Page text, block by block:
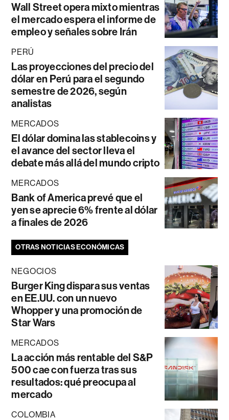
Wall Street opera mixto mientras
el mercado espera el informe de
empleo y señales sobre Irán
PERÚ
Las proyecciones del precio del
dólar en Perú para el segundo
semestre de 2026, según
analistas
MERCADOS
El dólar domina las stablecoins y
el avance del sector lleva el
debate más allá del mundo cripto
MERCADOS
Bank of America prevé que el
yen se aprecie 6% frente al dólar
a finales de 2026
OTRAS NOTICIAS ECONÓMICAS
NEGOCIOS
Burger King dispara sus ventas
en EE.UU. con un nuevo
Whopper y una promoción de
Star Wars
MERCADOS
La acción más rentable del S&P
500 cae con fuerza tras sus
resultados: qué preocupa al
mercado
COLOMBIA